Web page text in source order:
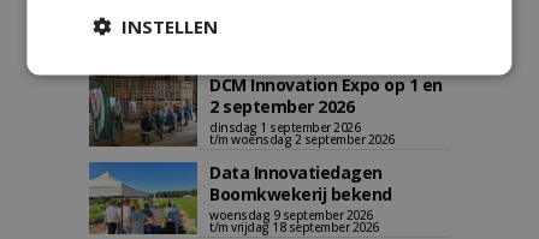
centraal in Appeltern
DCM Innovation Expo op 1 en
2 september 2026
dinsdag 1 september 2026
t/m woensdag 2 september 2026
Data Innovatiedagen
Boomkwekerij bekend
woensdag 9 september 2026
t/m vrijdag 18 september 2026
INSTELLEN